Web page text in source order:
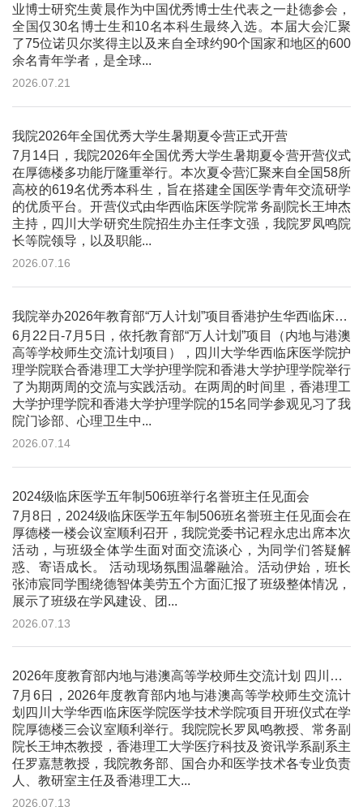
业博士研究生黄晨作为中国优秀博士生代表之一赴德参会，
全国仅30名博士生和10名本科生最终入选。本届大会汇聚
了75位诺贝尔奖得主以及来自全球约90个国家和地区的600
余名青年学者，是全球...
2026.07.21
我院2026年全国优秀大学生暑期夏令营正式开营
7月14日，我院2026年全国优秀大学生暑期夏令营开营仪式
在厚德楼多功能厅隆重举行。本次夏令营汇聚来自全国58所
高校的619名优秀本科生，旨在搭建全国医学青年交流研学
的优质平台。开营仪式由华西临床医学院常务副院长王坤杰
主持，四川大学研究生院招生办主任李文强，我院罗凤鸣院
长等院领导，以及职能...
2026.07.16
我院举办2026年教育部“万人计划”项目香港护生华西临床护理线下交流与实践活动
6月22日-7月5日，依托教育部“万人计划”项目（内地与港澳
高等学校师生交流计划项目），四川大学华西临床医学院护
理学院联合香港理工大学护理学院和香港大学护理学院举行
了为期两周的交流与实践活动。在两周的时间里，香港理工
大学护理学院和香港大学护理学院的15名同学参观见习了我
院门诊部、心理卫生中...
2026.07.14
2024级临床医学五年制506班举行名誉班主任见面会
7月8日，2024级临床医学五年制506班名誉班主任见面会在
厚德楼一楼会议室顺利召开，我院党委书记程永忠出席本次
活动，与班级全体学生面对面交流谈心，为同学们答疑解
惑、寄语成长。 活动现场氛围温馨融洽。活动伊始，班长
张沛宸同学围绕德智体美劳五个方面汇报了班级整体情况，
展示了班级在学风建设、团...
2026.07.13
2026年度教育部内地与港澳高等学校师生交流计划 四川大学华西临床医学院医学技术学院项目开班仪式顺利举行
7月6日，2026年度教育部内地与港澳高等学校师生交流计
划四川大学华西临床医学院医学技术学院项目开班仪式在学
院厚德楼三会议室顺利举行。我院院长罗凤鸣教授、常务副
院长王坤杰教授，香港理工大学医疗科技及资讯学系副系主
任罗嘉慧教授，我院教务部、国合办和医学技术各专业负责
人、教研室主任及香港理工大...
2026.07.13